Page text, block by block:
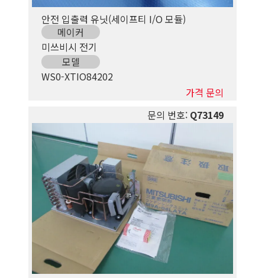
안전 입출력 유닛(세이프티 I/O 모듈)
메이커
미쓰비시 전기
모델
WS0-XTIO84202
가격 문의
문의 번호:Q73149